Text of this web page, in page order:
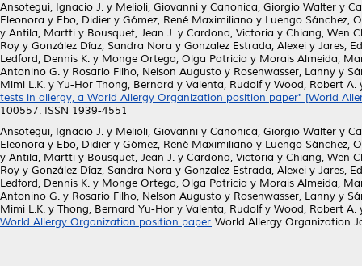
Ansotegui, Ignacio J. y Melioli, Giovanni y Canonica, Giorgio Walter y
Eleonora y Ebo, Didier y Gómez, René Maximiliano y Luengo Sánchez,
y Antila, Martti y Bousquet, Jean J. y Cardona, Victoria y Chiang, Wen
Roy y González Díaz, Sandra Nora y Gonzalez Estrada, Alexei y Jares,
Ledford, Dennis K. y Monge Ortega, Olga Patricia y Morais Almeida,
Antonino G. y Rosario Filho, Nelson Augusto y Rosenwasser, Lanny y
Mimi L.K. y Yu-Hor Thong, Bernard y Valenta, Rudolfy Wood, Robert A.
tests in allergy, a World Allergy Organization position paper" [World
100557. ISSN 1939-4551
Ansotegui, Ignacio J. y Melioli, Giovanni y Canonica, Giorgio Walter y
Eleonora y Ebo, Didier y Gómez, René Maximiliano y Luengo Sánchez,
y Antila, Martti y Bousquet, Jean J. y Cardona, Victoria y Chiang, Wen
Roy y González Díaz, Sandra Nora y Gonzalez Estrada, Alexei y Jares,
Ledford, Dennis K. y Monge Ortega, Olga Patricia y Morais Almeida,
Antonino G. y Rosario Filho, Nelson Augusto y Rosenwasser, Lanny y
Mimi L.K. y Thong, Bernard Yu-Hor y Valenta, Rudolfy Wood, Robert A.
World Allergy Organization position paper. World Allergy Organization